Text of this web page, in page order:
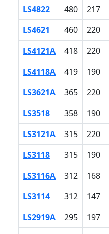
LS4822
480 217
LS4621
460 220
LS4121A
418 220
LS4118A
419 190
LS3621A
365 220
LS3518
358 190
LS3121A
315 220
LS3118
315 190
LS3116A
312 168
LS3114
312 147
LS2919A
295 197